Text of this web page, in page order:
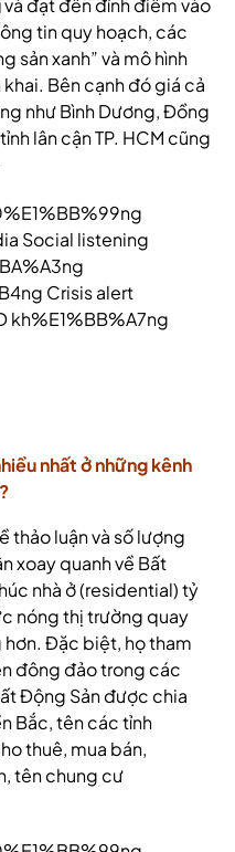
và đạt đến đỉnh điểm vào
tin quy hoạch, các
sản xanh” và mô hình
Bên cạnh đó giá cả
như Bình Dương, Đồng
lân cận TP. HCM cũng
nhất ở những kênh
thảo luận và số lượng
xoay quanh về Bất
nhà ở (residential) tỷ
nóng thị trường quay
hơn. Đặc biệt, họ tham
đông đảo trong các
Động Sản được chia
Bắc, tên các tỉnh
thuê, mua bán,
tên chung cư